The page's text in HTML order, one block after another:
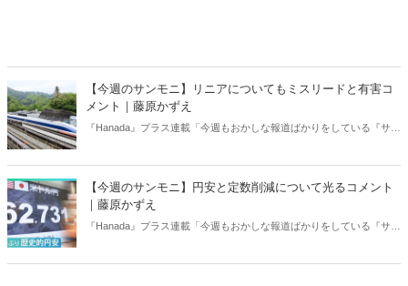
【今週のサンモニ】リニアについてもミスリードと有害コ
メント｜藤原かずえ
『Hanada』プラス連載「今週もおかしな報道ばかりをしている『サン
【今週のサンモニ】円安と定数削減について光るコメント
｜藤原かずえ
『Hanada』プラス連載「今週もおかしな報道ばかりをしている『サン